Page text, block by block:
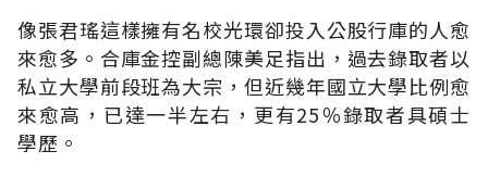
像張君瑤這樣擁有名校光環卻投入公股行庫的人愈
來愈多。合庫金控副總陳美足指出，過去錄取者以
私立大學前段班為大宗，但近幾年國立大學比例愈
來愈高，已達一半左右，更有25％錄取者具碩士
學歷。